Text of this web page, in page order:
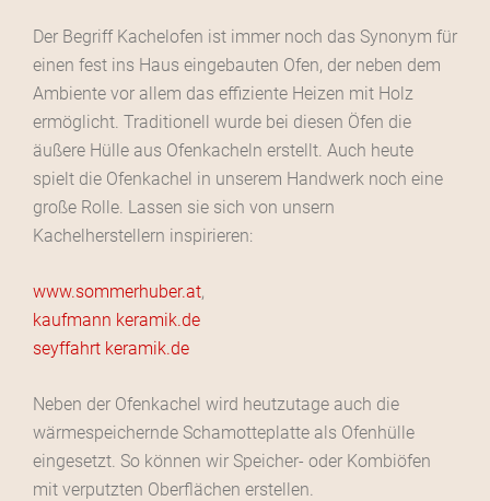
Der Begriff Kachelofen ist immer noch das Synonym für
einen fest ins Haus eingebauten Ofen, der neben dem
Ambiente vor allem das effiziente Heizen mit Holz
ermöglicht. Traditionell wurde bei diesen Öfen die
äußere Hülle aus Ofenkacheln erstellt. Auch heute
spielt die Ofenkachel in unserem Handwerk noch eine
große Rolle. Lassen sie sich von unsern
Kachelherstellern inspirieren:
www.sommerhuber.at,
kaufmann keramik.de
seyffahrt keramik.de
Neben der Ofenkachel wird heutzutage auch die
wärmespeichernde Schamotteplatte als Ofenhülle
eingesetzt. So können wir Speicher- oder Kombiöfen
mit verputzten Oberflächen erstellen.